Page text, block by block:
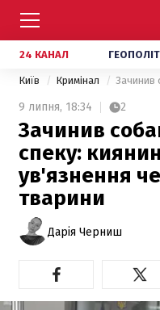
24 КАНАЛ
Київ Кримінал
9 липня, 18:34 2
Зачинив
спеку:
ув'язнення
тварини
Дарія Черниш